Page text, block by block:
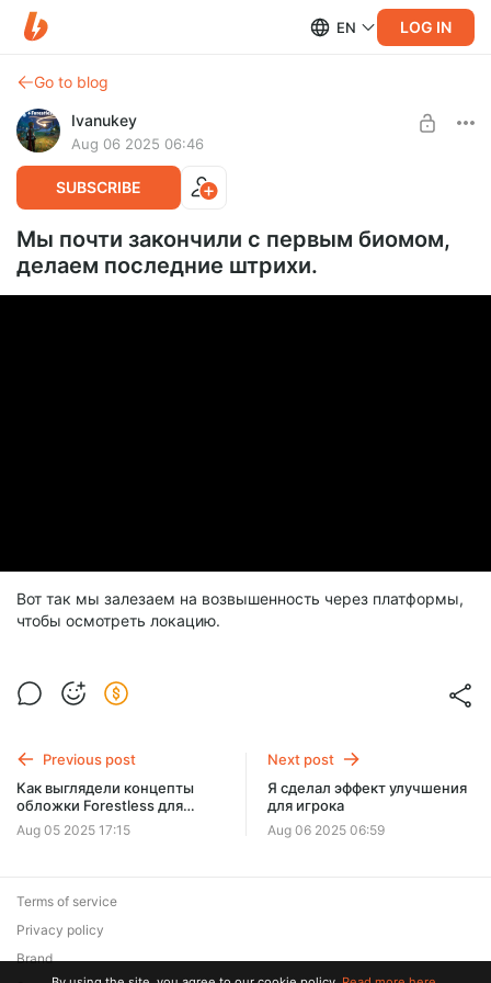
EN LOG IN
Go to blog
Ivanukey
Aug 06 2025 06:46
SUBSCRIBE
Мы почти закончили с первым биомом,
делаем последние штрихи.
Вот так мы залезаем на возвышенность через платформы,
чтобы осмотреть локацию.
Previous post
Как выглядели концепты
обложки Forestless для
Steam
Aug 05 2025 17:15
Next post
Я сделал эффект улучшения
для игрока
Aug 06 2025 06:59
Terms of service
Privacy policy
Brand